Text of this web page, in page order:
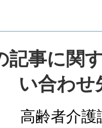
記事に関
い合わせ
高齢者介護